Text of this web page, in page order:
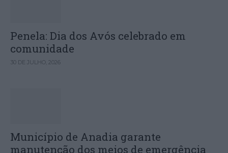
Penela: Dia dos Avós celebrado em
comunidade
30 DE JULHO, 2026
Município de Anadia garante
manutenção dos meios de emergência